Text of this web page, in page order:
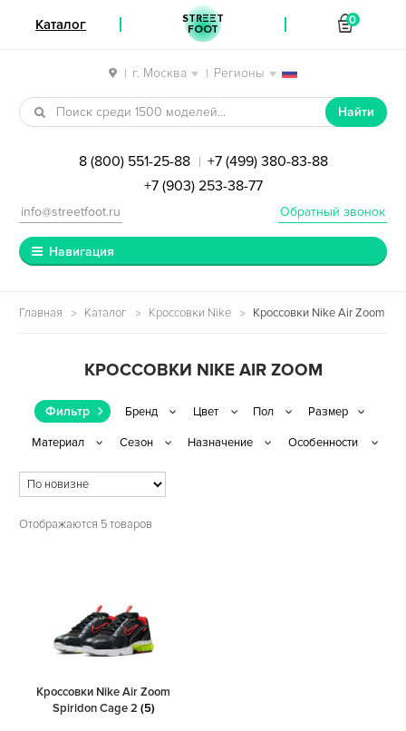
| г. Москва | Регионы
Перейти к навигации
Перейти к содержимому
Найти
8 (800) 551-25-88 | +7 (499) 380-83-88
+7 (903) 253-38-77
Обратный звонок
info@streetfoot.ru
Навигация
Главная Каталог Кроссовки Nike Кроссовки Nike Air Zoom
КРОССОВКИ NIKE AIR ZOOM
Фильтр
Отображаются 5 товаров
Кроссовки Nike Air Zoom
Spiridon Cage 2 (5)
Каталог STREET
FOOT
0